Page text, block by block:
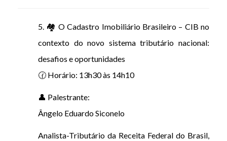
5. 🏘️ O Cadastro Imobiliário Brasileiro – CIB no
contexto do novo sistema tributário nacional:
desafios e oportunidades
🕜 Horário: 13h30 às 14h10
👤 Palestrante:
Ângelo Eduardo Siconelo
Analista-Tributário da Receita Federal do Brasil,